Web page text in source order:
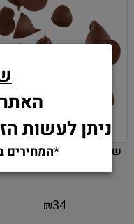
שוקולד צ'יפס חלב- 500 גרם
₪34
ניתן לעשות
*המחירים